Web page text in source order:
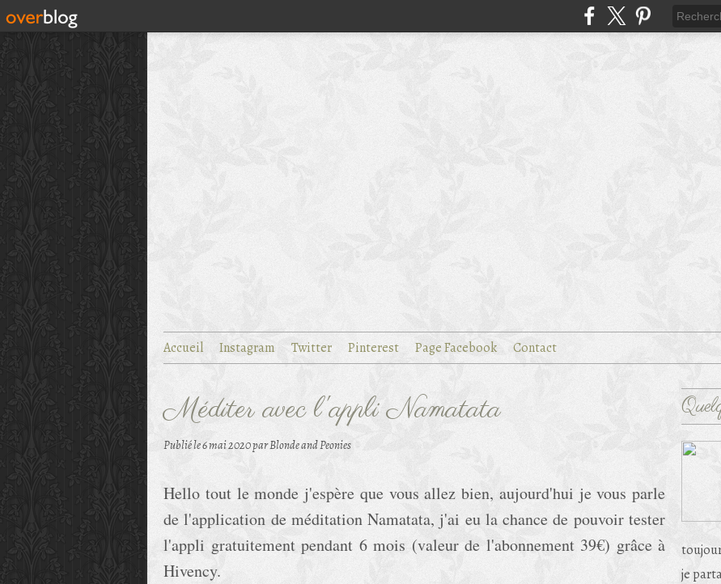
Accueil Instagram Twitter Pinterest Page Facebook Contact
Méditer avec l'appli Namatata
Publié le6 mai 2020par Blonde and Peonies
Hello tout le monde j'espère que vous allez bien, aujourd'hui je vous parle
de l'application de méditation Namatata, j'ai eu la chance de pouvoir tester
l'appli gratuitement pendant 6 mois (valeur de l'abonnement 39€) grâce à
Hivency.
je